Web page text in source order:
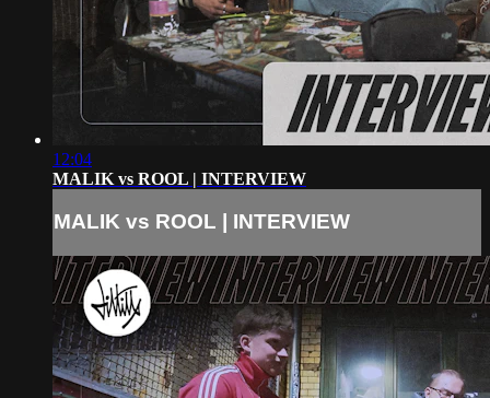
12:04
MALIK vs ROOL | INTERVIEW
MALIK vs ROOL | INTERVIEW